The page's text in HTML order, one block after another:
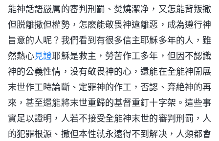
能神話語嚴厲的審判刑罰、焚燒潔净，又怎能背叛撒
但脱離撒但權勢，怎麽能敬畏神遠離惡，成為遵行神
旨意的人呢？我們看到有很多信主耶穌多年的人，雖
然熱心見證耶穌是救主，勞苦作工多年，但因不認識
神的公義性情，没有敬畏神的心，還能在全能神開展
末世作工時論斷、定罪神的作工，否認、弃絶神的再
來，甚至還能將末世重歸的基督重釘十字架。這些事
實足以證明，人若不接受全能神末世的審判刑罰，人
的犯罪根源、撒但本性就永遠得不到解决，人類都會